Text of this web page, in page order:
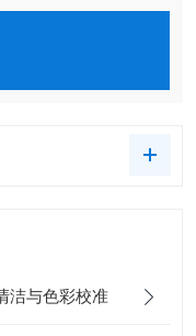
洁与色彩校准